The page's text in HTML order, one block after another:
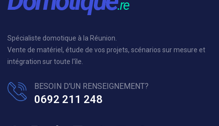
Spécialiste domotique à la Réunion.
Vente de matériel, étude de vos projets, scénarios sur mesure et
intégration sur toute l'île.
BESOIN D'UN RENSEIGNEMENT?
0692 211 248